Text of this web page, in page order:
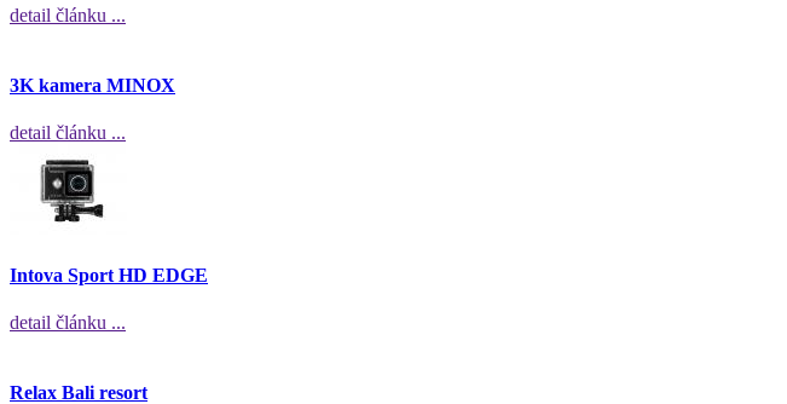
detail článku ...
3K kamera MINOX
detail článku ...
Intova Sport HD EDGE
detail článku ...
Relax Bali resort